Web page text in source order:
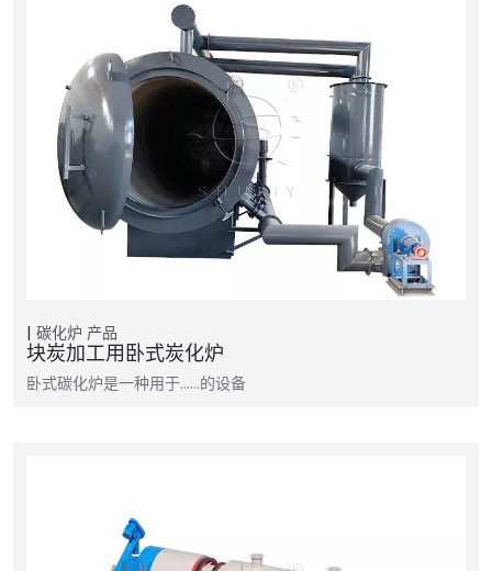
碳化炉 产品
块炭加工用卧式炭化炉
卧式碳化炉是一种用于……的设备